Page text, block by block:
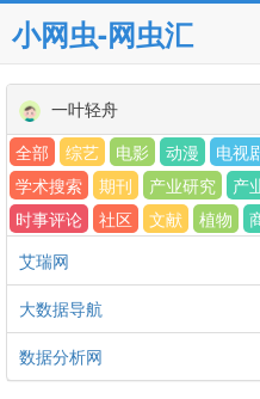
小网虫-网虫汇
一叶轻舟
全部
综艺 电影 动漫 电视
学术搜索
期刊 产业研究 产
时事评论
社区 文献 植物
艾瑞网
大数据导航
数据分析网